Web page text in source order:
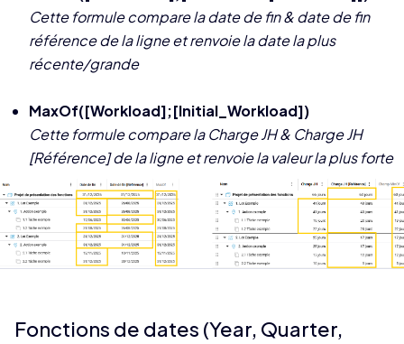
Cette formule compare la date de fin & date de fin
référence de la ligne et renvoie la date la plus
récente/grande
MaxOf([Workload];[Initial_Workload])
Cette formule compare la Charge JH & Charge JH
[Référence] de la ligne et renvoie la valeur la plus forte
Fonctions de dates (Year, Quarter,